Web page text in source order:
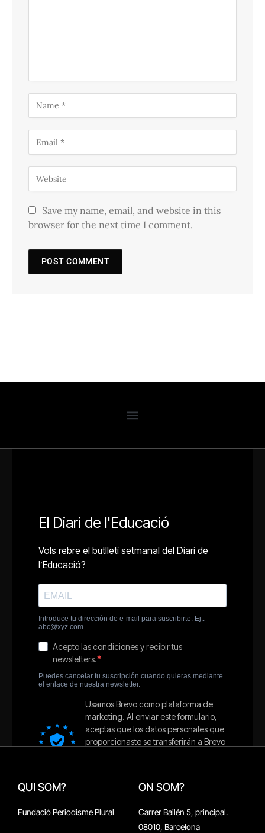
Save my name, email, and website in this
browser for the next time I comment.
QUI SOM?
Fundació Periodisme Plural
ON SOM?
Carrer Bailén 5, principal.
08010, Barcelona